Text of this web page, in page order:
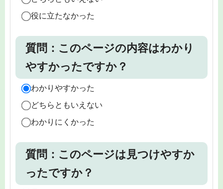
役に立たなかった
質問：このページの内容はわかり
やすかったですか？
わかりやすかった
どちらともいえない
わかりにくかった
質問：このページは見つけやすか
ったですか？